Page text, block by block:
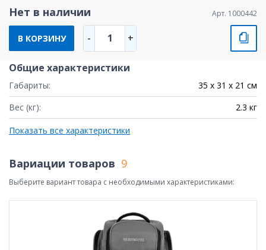
Нет в наличии Арт. 1000442
В КОРЗИНУ - 1 +
Общие характеристики
Габариты:
35 x 31 x 21 см
Вес (кг):
2.3 кг
Показать все характеристики
Вариации товаров 9
Выберите вариант товара с необходимыми характеристиками: